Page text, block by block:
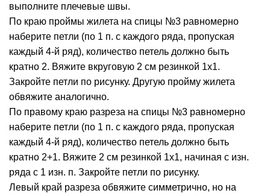
выполните плечевые швы.
По краю проймы жилета на спицы №3 равномерно
наберите петли (по 1 п. с каждого ряда, пропуская
каждый 4-й ряд), количество петель должно быть
кратно 2. Вяжите вкруговую 2 см резинкой 1х1.
Закройте петли по рисунку. Другую пройму жилета
обвяжите аналогично.
По правому краю разреза на спицы №3 равномерно
наберите петли (по 1 п. с каждого ряда, пропуская
каждый 4-й ряд), количество петель должно быть
кратно 2+1. Вяжите 2 см резинкой 1х1, начиная с изн.
ряда с 1 изн. п. Закройте петли по рисунку.
Левый край разреза обвяжите симметрично, но на